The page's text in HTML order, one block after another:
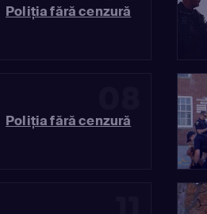
Poliția fără cenzură
Poliția fără cenzură